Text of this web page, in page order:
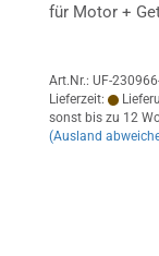
für Motor +
Art.Nr.: UF-
Lieferzeit:
sonst bis zu 12
(Ausland